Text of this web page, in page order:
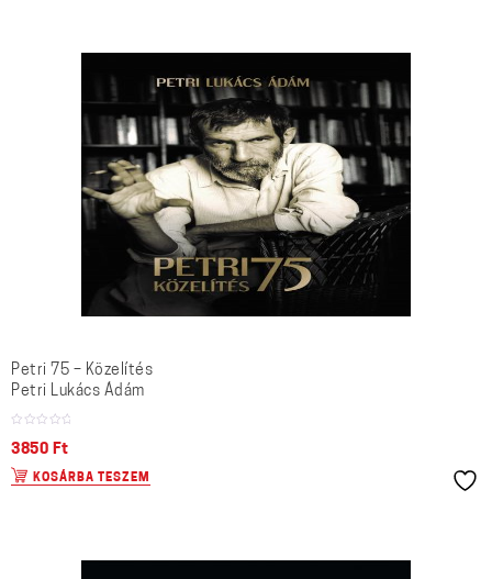
Petri 75 – Közelítés
Petri Lukács Ádám
3850 Ft
KOSÁRBA TESZEM